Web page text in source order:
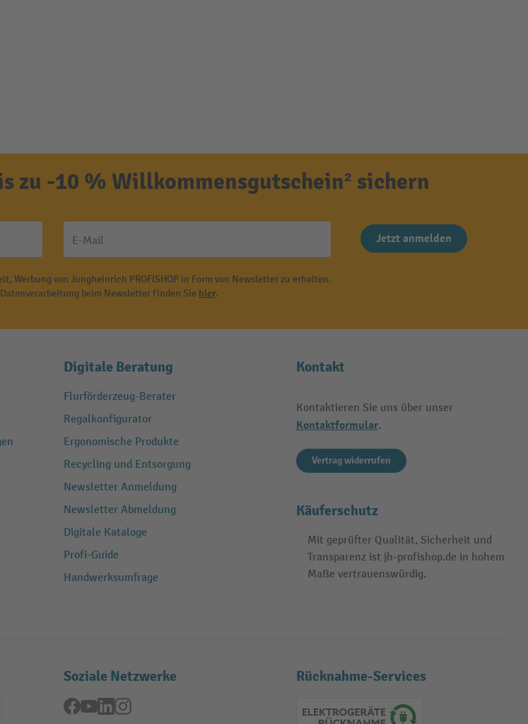
zu -10 % Willkommensgutschein² sichern
E-Mail Jetzt anmelden
Werbung von Jungheinrich PROFISHOP in Form von Newsletter zu erhalten.
beim Newsletter finden Sie hier.
Digitale Beratung
Flurförderzeug-Berater
Regalkonfigurator
Ergonomische Produkte
Recycling und Entsorgung
Newsletter Anmeldung
Newsletter Abmeldung
Digitale Kataloge
Profi-Guide
Handwerksumfrage
Kontakt
Kontaktieren Sie uns über unser
Kontaktformular.
Vertrag widerrufen
Käuferschutz
Mit geprüfter Qualität, Sicherheit und
Transparenz ist jh-profishop.de in hohem
Maße vertrauenswürdig.
Soziale Netzwerke
Facebook
YouTubeLinkedInInstagram
Rücknahme-Services
Elektrogeräte Rückname